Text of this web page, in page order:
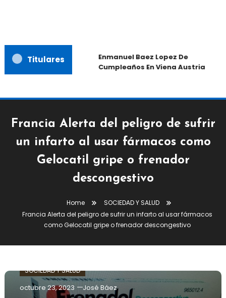
Titulares
Enmanuel Baez Lopez De
Cumpleaños En Viena Austria
Francia Alerta del peligro de sufrir
un infarto al usar fármacos como
Gelocatil gripe o frenador
descongestivo
Home
SOCIEDAD Y SALUD
Francia Alerta del peligro de sufrir un infarto al usar fármacos
como Gelocatil gripe o frenador descongestivo
SOCIEDAD Y SALUD
octubre 23, 2023 José Báez